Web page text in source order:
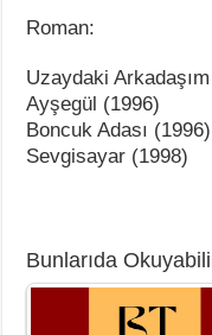
Roman:
Uzaydaki
Ayşegül (1996)
Boncuk Adası (1996)
Sevgisayar (1998)
Bunlarıda